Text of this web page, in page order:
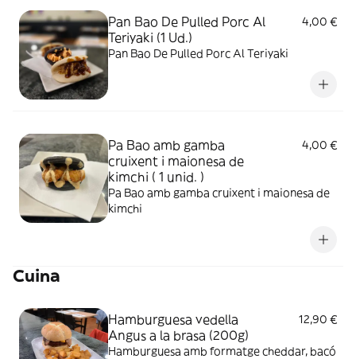
Pan Bao De Pulled Porc Al
Teriyaki (1 Ud.)
4,00 €
Pan Bao De Pulled Porc Al Teriyaki
Pa Bao amb gamba
cruixent i maionesa de
kimchi ( 1 unid. )
4,00 €
Pa Bao amb gamba cruixent i maionesa de
kimchi
Cuina
Hamburguesa vedella
Angus a la brasa (200g)
12,90 €
Hamburguesa amb formatge cheddar, bacó